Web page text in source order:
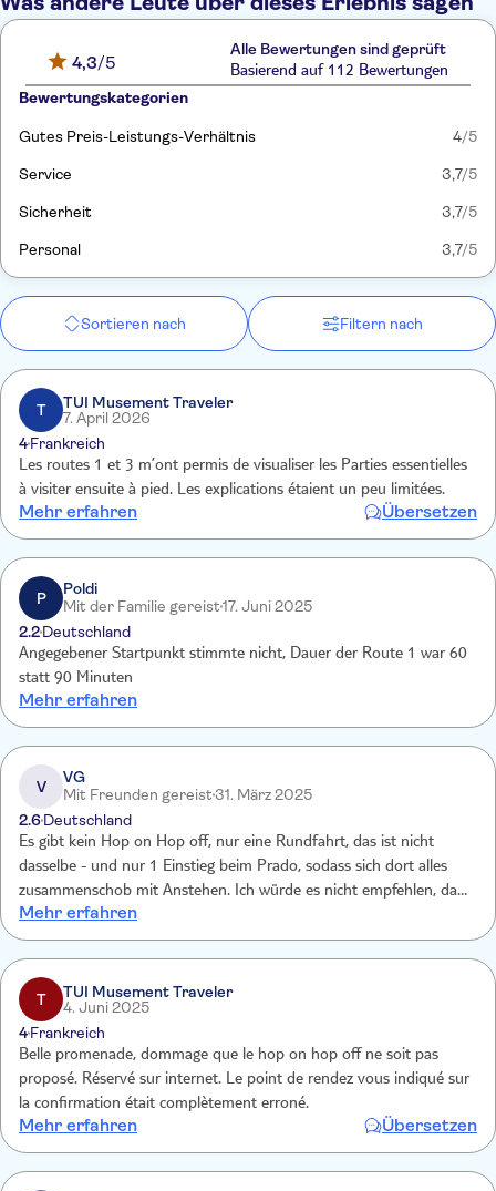
4,3/5
Alle Bewertungen sind geprüft
Basierend auf 112 Bewertungen
Bewertungskategorien
Gutes Preis-Leistungs-Verhältnis 4/5
Service 3,7/5
Sicherheit 3,7/5
Personal 3,7/5
Sortieren nach Filtern nach
T
TUI Musement Traveler
7. April 2026
4Frankreich
Les routes 1 et 3 m’ont permis de visualiser les Parties essentielles
à visiter ensuite à pied. Les explications étaient un peu limitées.
Mehr erfahren Übersetzen
P
Poldi
Mit der Familie gereist17. Juni 2025
2.2Deutschland
Angegebener Startpunkt stimmte nicht, Dauer der Route 1 war 60
statt 90 Minuten
Mehr erfahren
V
VG
Mit Freunden gereist31. März 2025
2.6Deutschland
Es gibt kein Hop on Hop off, nur eine Rundfahrt, das ist nicht
dasselbe - und nur 1 Einstieg beim Prado, sodass sich dort alles
zusammenschob mit Anstehen. Ich würde es nicht empfehlen, da
kann man besser mit den öffentlichen Bussen fahren, z.B. Linie 001
vom Prado bis über den Plaza Espana zum Nulltarif und da kann
man Ein- und Aussteigen, wo man will !!!!!!!!!! Keine Information, nur
Werbung an den normalen Busstationen, wo die Busse der Citytour
immer durchfuhren - sehr ärgerlich
Mehr erfahren
T
TUI Musement Traveler
4. Juni 2025
4Frankreich
Belle promenade, dommage que le hop on hop off ne soit pas
proposé. Réservé sur internet. Le point de rendez vous indiqué sur
la confirmation était complètement erroné.
Mehr erfahren Übersetzen